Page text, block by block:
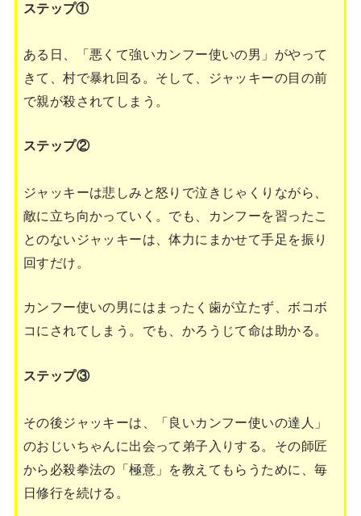
ステップ①
ある日、「悪くて強いカンフー使いの男」がやって
きて、村で暴れ回る。そして、ジャッキーの目の前
で親が殺されてしまう。
ステップ②
ジャッキーは悲しみと怒りで泣きじゃくりながら、
敵に立ち向かっていく。でも、カンフーを習ったこ
とのないジャッキーは、体力にまかせて手足を振り
回すだけ。
カンフー使いの男にはまったく歯が立たず、ボコボ
コにされてしまう。でも、かろうじて命は助かる。
ステップ③
その後ジャッキーは、「良いカンフー使いの達人」
のおじいちゃんに出会って弟子入りする。その師匠
から必殺拳法の「極意」を教えてもらうために、毎
日修行を続ける。